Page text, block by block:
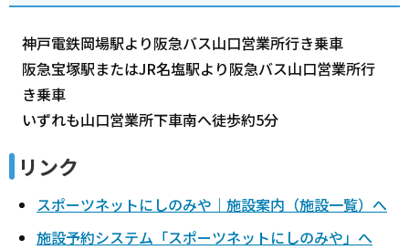
神戸電鉄岡場駅より阪急バス山口営業所行き乗車
阪急宝塚駅またはJR名塩駅より阪急バス山口営業所行
き乗車
いずれも山口営業所下車南へ徒歩約5分
リンク
スポーツネットにしのみや｜施設案内（施設一覧）へ
施設予約システム「スポーツネットにしのみや」へ